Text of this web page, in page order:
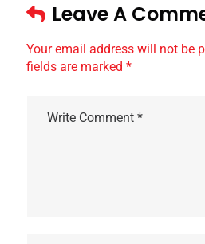
Leave A
Your email address will not be
fields are marked *